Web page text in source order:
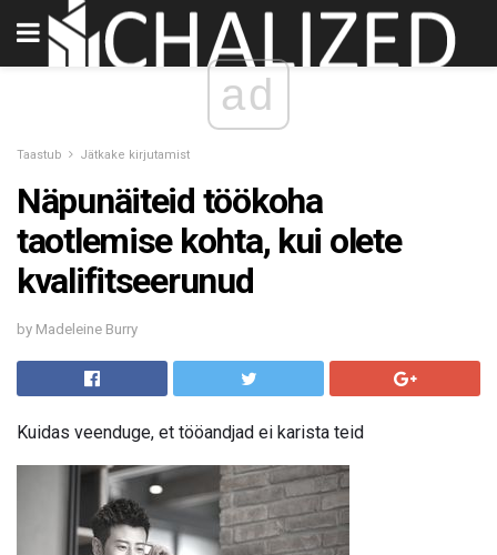
ad
Taastub Jätkake kirjutamist
Näpunäiteid töökoha
taotlemise kohta, kui olete
kvalifitseerunud
by Madeleine Burry
Kuidas veenduge, et tööandjad ei karista teid